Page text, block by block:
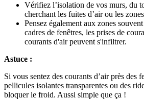
Vérifiez l’isolation de vos murs, du
cherchant les fuites d’air ou les
Pensez également aux zones
cadres de fenêtres, les prises de
courants d'air peuvent s'infiltrer.
Astuce :
Si vous sentez des courants d’air près des
pellicules isolantes transparentes ou des
bloquer le froid. Aussi simple que ça !